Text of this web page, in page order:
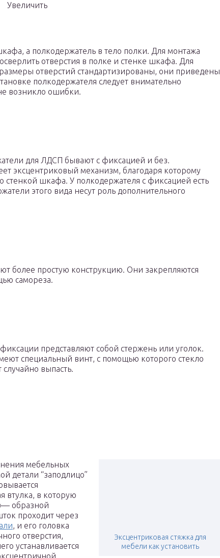
Увеличить
а полкодержатель в тело полки. Для монтажа
отверстия в полке и стенке шкафа. Для
отверстий стандартизированы, они приведены
полкодержателя следует внимательно
возникло ошибки.
для ЛДСП бывают с фиксацией и без.
эксцентриковый механизм, благодаря которому
стенкой шкафа. У полкодержателя с фиксацией есть
этого вида несут роль дополнительного
более простую конструкцию. Они закрепляются
самореза.
представляют собой стержень или уголок.
специальный винт, с помощью которого стекло
выпасть.
Эксцентриковая стяжка для
мебели как установить
мебельных
детали “заподлицо”
втулка, в которую
образной
проходит через
, и его головка
отверстия,
устанавливается